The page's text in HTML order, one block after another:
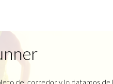
del corredor y lo datamos de